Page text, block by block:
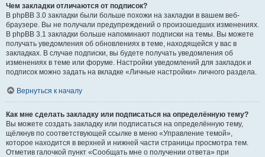
Чем закладки отличаются от подписок?
В phpBB 3.0 закладки были больше похожи на закладки в вашем веб-
браузере. Вы не получали предупреждений о произошедших изменениях.
В phpBB 3.1 закладки больше напоминают подписки на темы. Вы можете
получать уведомления об обновлениях в теме, находящейся у вас в
закладках. В случае подписки, вы будете получать уведомления об
изменениях в теме или форуме. Настройки уведомлений для закладок и
подписок можно задать на вкладке «Личные настройки» личного раздела.
Вернуться к началу
Как мне сделать закладку или подписаться на определённую тему?
Вы можете создать закладку или подписаться на определённую тему,
щёлкнув по соответствующей ссылке в меню «Управление темой»,
которое находится в верхней и нижней части страницы просмотра тем.
Отметив галочкой пункт «Сообщать мне о получении ответа» при